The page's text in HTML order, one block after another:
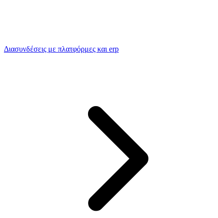
Διασυνδέσεις με πλατφόρμες και erp